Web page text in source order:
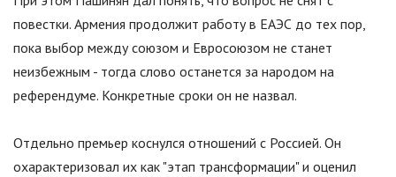
повестки. Армения продолжит работу в ЕАЭС до тех пор,
пока выбор между союзом и Евросоюзом не станет
неизбежным - тогда слово останется за народом на
референдуме. Конкретные сроки он не назвал.
Отдельно премьер коснулся отношений с Россией. Он
охарактеризовал их как "этап трансформации"и оценил